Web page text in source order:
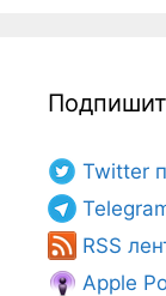
Twitter
RSS
Apple